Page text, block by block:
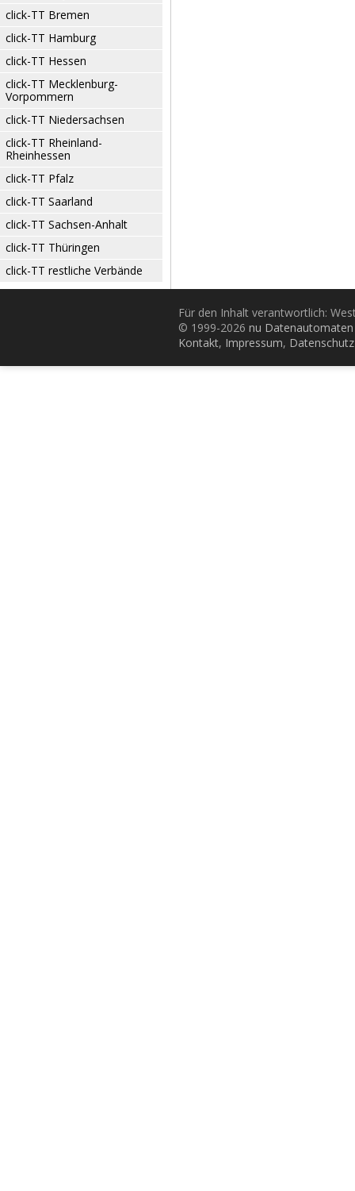
click-TT Bremen
click-TT Hamburg
click-TT Hessen
click-TT Mecklenburg-
Vorpommern
click-TT Niedersachsen
click-TT Rheinland-
Rheinhessen
click-TT Pfalz
click-TT Saarland
click-TT Sachsen-Anhalt
click-TT Thüringen
click-TT restliche Verbände
Für den Inhalt verantwortlich:
© 1999-2026 nu
Kontakt, Impressum, Datenschutz